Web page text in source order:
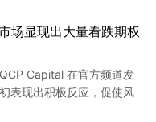
场显现出大量看跌期权
Capital 在官方频道发
表现出积极反应，促使风
…